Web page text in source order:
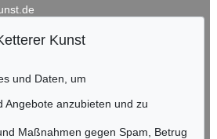
038
80-595
Kunst
und Daten, um
Angebote anzubieten und zu
Maßnahmen gegen Spam, Betrug